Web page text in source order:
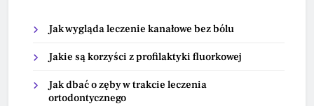
Jak wygląda leczenie kanałowe bez bólu
Jakie są korzyści z profilaktyki fluorkowej
Jak dbać o zęby w trakcie leczenia
ortodontycznego